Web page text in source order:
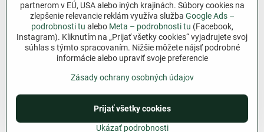
Sme slovenský e-shop bez dotácií​. Fungujeme len
vďaka vám – ľuďom, ktorí veria v poctivú prácu a
lásku k pôde​. Každý nákup na Jutro​.sk nám pomáha
pokračovať v tom, čo má zmysel – pomáhať
záhradkárom zadarmo a srdcom​.
©2026Copyright
Predvoľby súkromiaZásady ochrany osobných údajov
Podmienky používania
partnerom v EÚ, USA alebo iných krajinách. Súbory cookies na
zlepšenie relevancie reklám využíva služba Google Ads –
podrobnosti tu alebo Meta – podrobnosti tu (Facebook,
Instagram). Kliknutím na „Prijať všetky cookies“ vyjadrujete svoj
súhlas s týmto spracovaním. Nižšie môžete nájsť podrobné
informácie alebo upraviť svoje preferencie
Zásady ochrany osobných údajov
Ukázať podrobnosti
Prijať všetky cookies